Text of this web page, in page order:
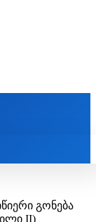
გონება
II)